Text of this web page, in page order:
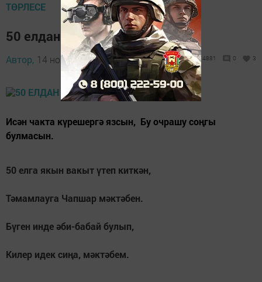
ТӨРЛЕСЕ
50 елдан соң очрашу
Автор, 14 ноябрь 2017 - 16:46 4881 0 3
Исән чакта күрешергә язсын, Бу очрашу соңгы
булмасын.
50 елга якын вакыт үтеп киткән,
Тәмамлауга Чапшар мәктәбен.
Бүген инде әби-бабай булып,
Килер идек сиңа, мәктәбем.